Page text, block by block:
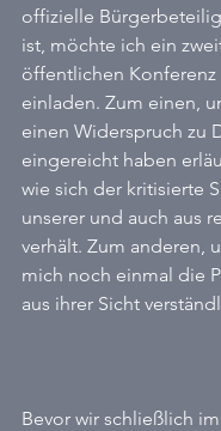
offizielle
ist, möchte ich ein
öffentlichen Konferenz
einladen. Zum einen,
einen Widerspruch zu
eingereicht haben
wie sich der kritisierte
unserer und auch aus
verhält. Zum anderen,
mich noch einmal die
aus ihrer Sicht
Bevor wir schließlich